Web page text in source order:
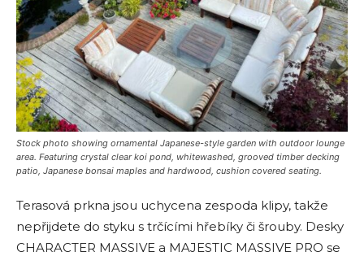
Stock photo showing ornamental Japanese-style garden with outdoor lounge
area. Featuring crystal clear koi pond, whitewashed, grooved timber decking
patio, Japanese bonsai maples and hardwood, cushion covered seating.
Terasová prkna jsou uchycena zespoda klipy, takže
nepřijdete do styku s trčícími hřebíky či šrouby. Desky
CHARACTER MASSIVE a MAJESTIC MASSIVE PRO se